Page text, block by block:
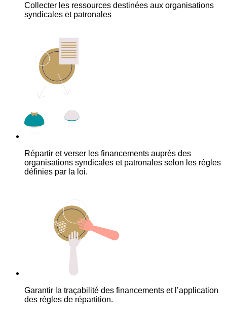
Collecter les ressources destinées aux organisations
syndicales et patronales
Répartir et verser les financements auprès des
organisations syndicales et patronales selon les règles
définies par la loi.
Garantir la traçabilité des financements et l’application
des règles de répartition.